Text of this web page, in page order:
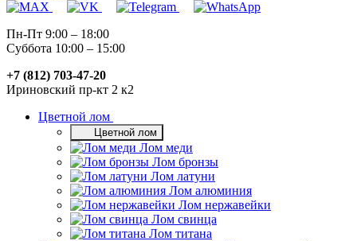
Пн-Пт 9:00 – 18:00
Суббота 10:00 – 15:00
+7 (812) 703-47-20
Ириновский пр-кт 2 к2
Цветной лом
Цветной лом
Лом меди
Лом бронзы
Лом латуни
Лом алюминия
Лом нержавейки
Лом свинца
Лом титана